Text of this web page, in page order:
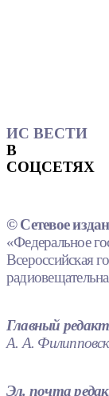
ИС ВЕСТИ
В
СОЦСЕТЯХ
© Сетевое
«Федеральное
Всероссийская
Главный
А. А.
Эл. почта